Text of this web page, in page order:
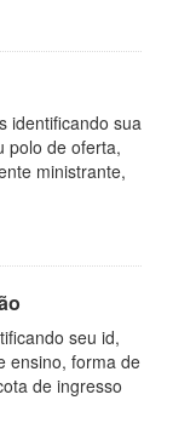
identificando sua
polo de oferta,
ministrante,
seu id,
ensino, forma de
de ingresso